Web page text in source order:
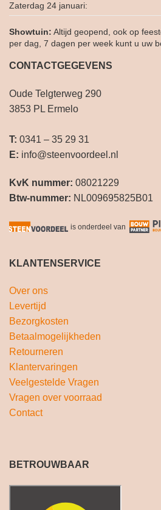
Zaterdag 24 januari:
Showtuin: Altijd geopend, ook op
per dag, 7 dagen per week kunt u uw
CONTACTGEGEVENS
Oude Telgterweg 290
3853 PL Ermelo
T: 0341 – 35 29 31
E: info@steenvoordeel.nl
KvK nummer: 08021229
Btw-nummer: NL009695825B01
is onderdeel van
KLANTENSERVICE
Over ons
Levertijd
Bezorgkosten
Betaalmogelijkheden
Retourneren
Klantervaringen
Veelgestelde Vragen
Vragen over voorraad
Contact
BETROUWBAAR